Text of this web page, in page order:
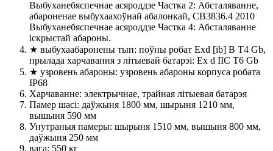
Выбуханебяспечнае асяроддзе Частка 2: Абсталяванне,
абароненае выбухаахоўнай абалонкай, CB3836.4 2010
Выбуханебяспечнае асяроддзе Частка 4: Абсталяванне
іскрыстай абароны.
★ выбухаабаронены тып: поўны робат Exd [ib] B T4 Gb,
прылада харчавання з літыевай батарэі: Ex d IIC T6 Gb
★ узровень абароны: узровень абароны корпуса робата
IP68
Харчаванне: электрычнае, трайная літыевая батарэя
Памер шасі: даўжыня 1800 мм, шырыня 1210 мм,
вышыня 590 мм
Унутраныя памеры: шырыня 1510 мм, вышыня 800 мм,
даўжыня 250 мм
вага: 550 кг